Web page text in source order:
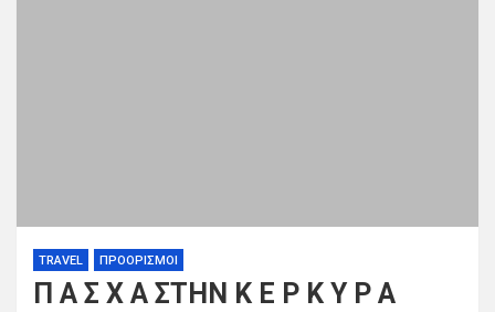
TRAVEL ΠΡΟΟΡΙΣΜΟΙ
Π Α Σ Χ Α ΣΤΗΝ Κ Ε Ρ Κ Υ Ρ Α